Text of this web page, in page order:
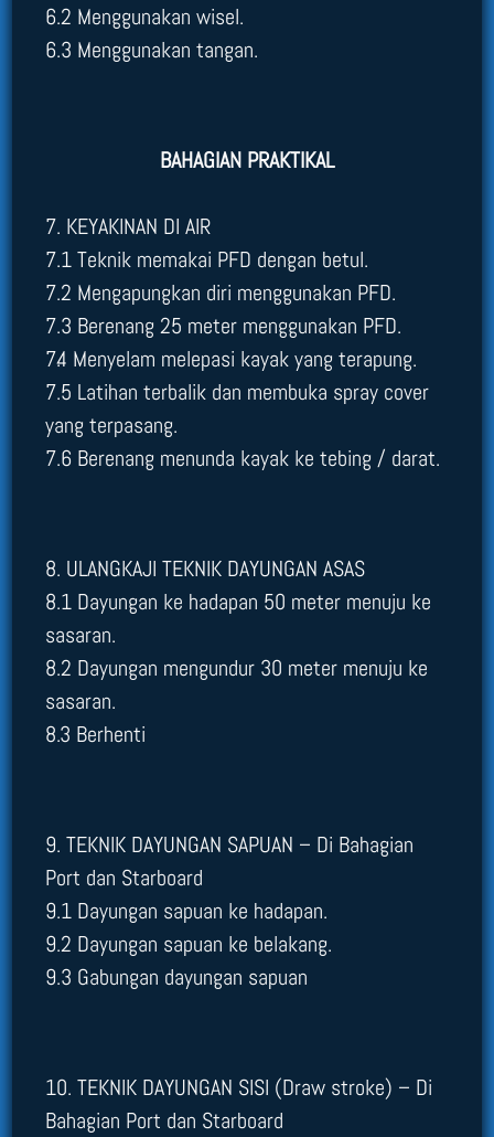
6.2 Menggunakan wisel.
6.3 Menggunakan tangan.
BAHAGIAN PRAKTIKAL
7. KEYAKINAN DI AIR
7.1 Teknik memakai PFD dengan betul.
7.2 Mengapungkan diri menggunakan PFD.
7.3 Berenang 25 meter menggunakan PFD.
7.4 Menyelam melepasi kayak yang terapung.
7.5 Latihan terbalik dan membuka spray cover
yang terpasang.
7.6 Berenang menunda kayak ke tebing / darat.
8. ULANGKAJI TEKNIK DAYUNGAN ASAS
8.1 Dayungan ke hadapan 50 meter menuju ke
sasaran.
8.2 Dayungan mengundur 30 meter menuju ke
sasaran.
8.3 Berhenti
9. TEKNIK DAYUNGAN SAPUAN – Di Bahagian
Port dan Starboard
9.1 Dayungan sapuan ke hadapan.
9.2 Dayungan sapuan ke belakang.
9.3 Gabungan dayungan sapuan
10. TEKNIK DAYUNGAN SISI (Draw stroke) – Di
Bahagian Port dan Starboard